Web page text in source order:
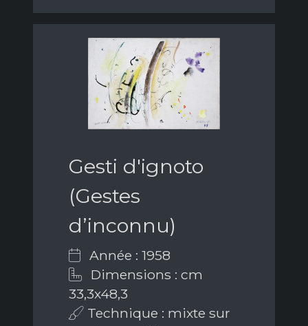
Gesti d'ignoto
(Gestes
d’inconnu)
Année : 1958
Dimensions : cm
33,3x48,3
Technique : mixte sur